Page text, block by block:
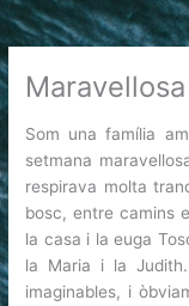
Som una família
setmana
respirava molta
bosc, entre camins
la casa i la euga
la Maria i la
imaginables, i